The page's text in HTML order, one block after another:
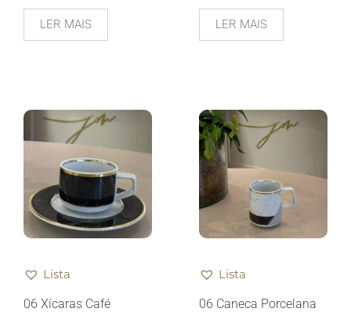
LER MAIS LER MAIS
Lista
06 Xícaras Café
Lista
06 Caneca Porcelana